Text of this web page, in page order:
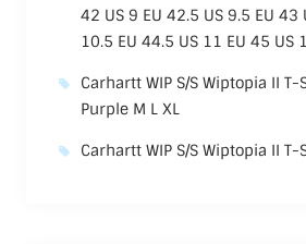
42 US 9 EU 42.5 US 9.5 EU 43
10.5 EU 44.5 US 11 EU 45 US
Carhartt WIP S/S Wiptopia II
Purple M L XL
Carhartt WIP S/S Wiptopia II